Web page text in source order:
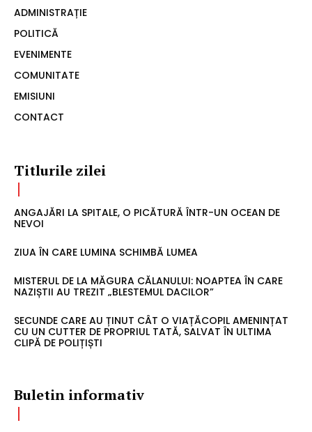
ADMINISTRAȚIE
POLITICĂ
EVENIMENTE
COMUNITATE
EMISIUNI
CONTACT
Titlurile zilei
ANGAJĂRI LA SPITALE, O PICĂTURĂ ÎNTR-UN OCEAN DE
NEVOI
ZIUA ÎN CARE LUMINA SCHIMBĂ LUMEA
MISTERUL DE LA MĂGURA CĂLANULUI: NOAPTEA ÎN CARE
NAZIȘTII AU TREZIT „BLESTEMUL DACILOR”
SECUNDE CARE AU ȚINUT CÂT O VIAȚĂCOPIL AMENINȚAT
CU UN CUTTER DE PROPRIUL TATĂ, SALVAT ÎN ULTIMA
CLIPĂ DE POLIȚIȘTI
Buletin informativ